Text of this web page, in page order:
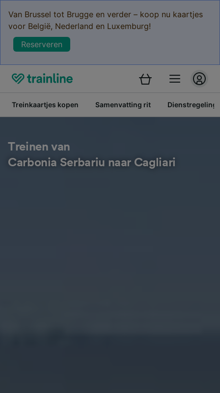
Van Brussel tot Brugge en verder – koop nu kaartjes
voor België, Nederland en Luxemburg!
Reserveren
Treinkaartjes kopen Samenvatting rit Dienstregeling
Treinen van
Carbonia Serbariu naar Cagliari